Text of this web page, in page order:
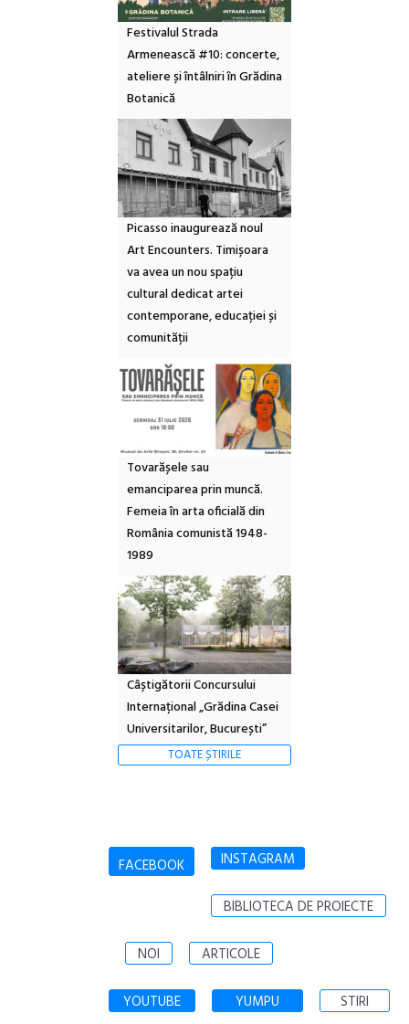
Festivalul Strada
Armenească #10: concerte,
ateliere și întâlniri în Grădina
Botanică
Picasso inaugurează noul
Art Encounters. Timișoara
va avea un nou spațiu
cultural dedicat artei
contemporane, educației și
comunității
Tovarășele sau
emanciparea prin muncă.
Femeia în arta oficială din
România comunistă 1948-
1989
Câștigătorii Concursului
Internațional „Grădina Casei
Universitarilor, București”
TOATE ȘTIRILE
FACEBOOK INSTAGRAM
BIBLIOTECA DE PROIECTE
NOI ARTICOLE
YOUTUBE YUMPU STIRI